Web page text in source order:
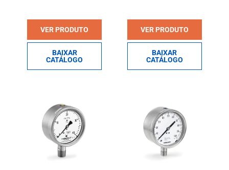
VER PRODUTO
BAIXAR
CATÁLOGO
VER PRODUTO
BAIXAR
CATÁLOGO